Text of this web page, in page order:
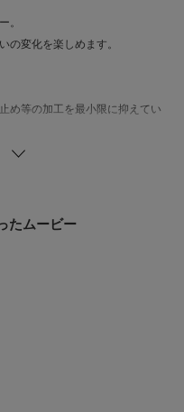
。
の変化を楽しめます。
め等の加工を最小限に抑えてい
が生じる可能性がございますの
おすすめです◆
たムービー